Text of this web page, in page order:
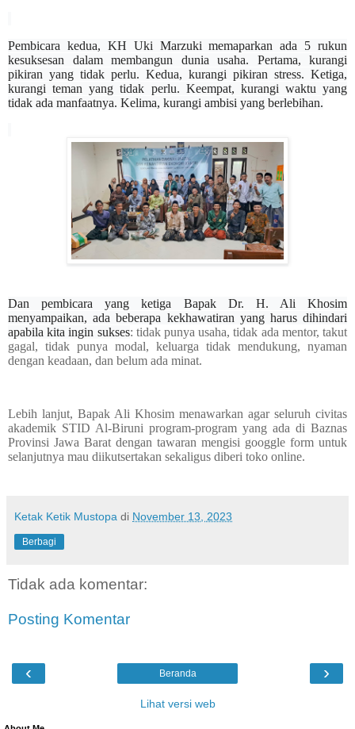
Pembicara kedua, KH Uki Marzuki memaparkan ada 5 rukun
kesuksesan dalam membangun dunia usaha. Pertama, kurangi
pikiran yang tidak perlu. Kedua, kurangi pikiran stress. Ketiga,
kurangi teman yang tidak perlu. Keempat, kurangi waktu yang
tidak ada manfaatnya. Kelima, kurangi ambisi yang berlebihan.
Dan pembicara yang ketiga Bapak Dr. H. Ali Khosim
menyampaikan, ada beberapa kekhawatiran yang harus dihindari
apabila kita ingin sukses: tidak punya usaha, tidak ada mentor, takut
gagal, tidak punya modal, keluarga tidak mendukung, nyaman
dengan keadaan, dan belum ada minat.
Lebih lanjut, Bapak Ali Khosim menawarkan agar seluruh civitas
akademik STID Al-Biruni program-program yang ada di Baznas
Provinsi Jawa Barat dengan tawaran mengisi googgle form untuk
selanjutnya mau diikutsertakan sekaligus diberi toko online.
Ketak Ketik Mustopa di November 13, 2023
Berbagi
Tidak ada komentar:
Posting Komentar
‹ ›
Beranda
Lihat versi web